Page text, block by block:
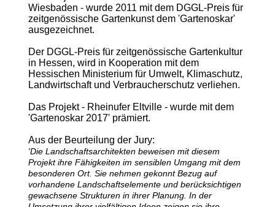
Wiesbaden - wurde 2011 mit dem DGGL-Preis für
zeitgenössische Gartenkunst dem 'Gartenoskar'
ausgezeichnet.
Der DGGL-Preis für zeitgenössische Gartenkultur
in Hessen, wird in Kooperation mit dem
Hessischen Ministerium für Umwelt, Klimaschutz,
Landwirtschaft und Verbraucherschutz verliehen.
Das Projekt - Rheinufer Eltville - wurde mit dem
'Gartenoskar 2017' prämiert.
Aus der Beurteilung der Jury:
'Die Landschaftsarchitekten beweisen mit diesem
Projekt ihre Fähigkeiten im sensiblen Umgang mit dem
besonderen Ort. Sie nehmen gekonnt Bezug auf
vorhandene Landschaftselemente und berücksichtigen
gewachsene Strukturen in ihrer Planung. In der